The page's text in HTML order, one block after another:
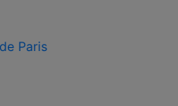
Paris